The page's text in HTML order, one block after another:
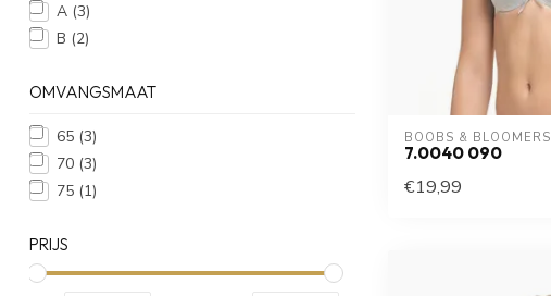
A (3)
B (2)
OMVANGSMAAT
65 (3)
70 (3)
75 (1)
PRIJS
BOOBS & BLOOMERS
7.0040 090
€19,99